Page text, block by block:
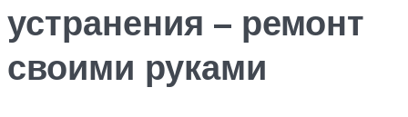
устранения – ремонт
своими руками